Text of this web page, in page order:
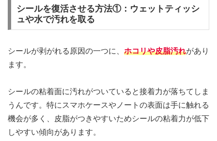
シールを復活させる方法①：ウェットティッシ
ュや水で汚れを取る
シールが剥がれる原因の一つに、 ホコリや皮脂汚れがあり
ます。
シールの粘着面に汚れがついていると接着力が落ちてしま
うんです。特にスマホケースやノートの表面は手に触れる
機会が多く、皮脂がつきやすいためシールの粘着力が低下
しやすい傾向があります。